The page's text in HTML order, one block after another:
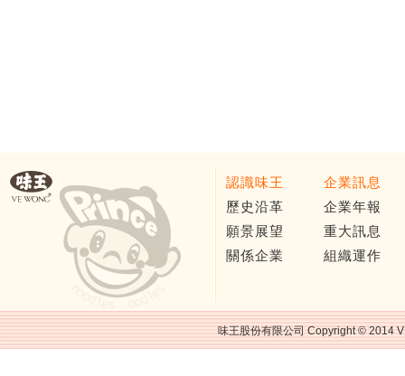
認識味王
歷史沿革
願景展望
關係企業
企業訊息
企業年報
重大訊息
組織運作
味王股份有限公司 Copyright © 2014